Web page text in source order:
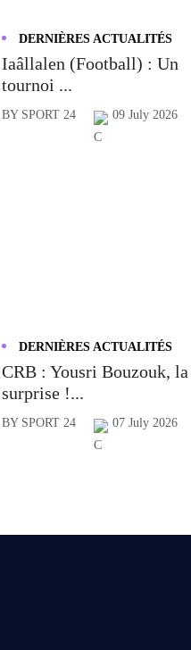
DERNIÈRES ACTUALITÉS
Iaâllalen (Football) : Un
tournoi ...
BY SPORT 24 09 July 2026
DERNIÈRES ACTUALITÉS
CRB : Yousri Bouzouk, la
surprise !...
BY SPORT 24 07 July 2026